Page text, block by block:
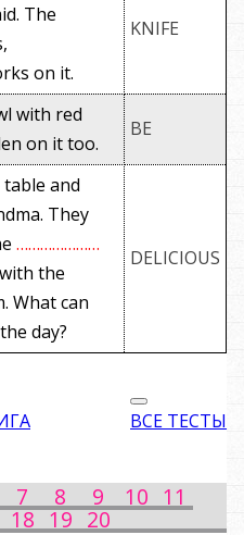
The
on it.
KNIFE
with red
on it too.
BE
and
They
…………………
the
What can
day?
DELICIOUS
ВСЕ ТЕСТЫ
7 8 9 10 11
18 19 20